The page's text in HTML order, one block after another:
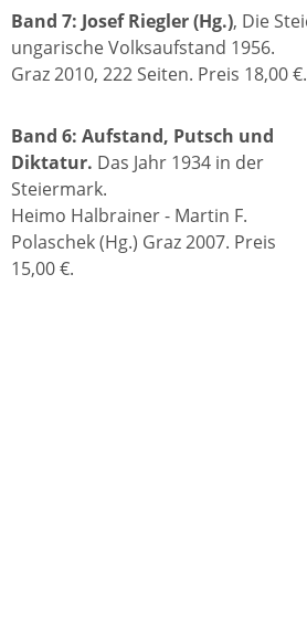
Band 7: Josef Riegler (Hg.), Die
ungarische Volksaufstand 1956.
Graz 2010, 222 Seiten. Preis 18,00 €.
Band 6: Aufstand, Putsch und
Diktatur. Das Jahr 1934 in der
Steiermark.
Heimo Halbrainer - Martin F.
Polaschek (Hg.) Graz 2007. Preis
15,00 €.